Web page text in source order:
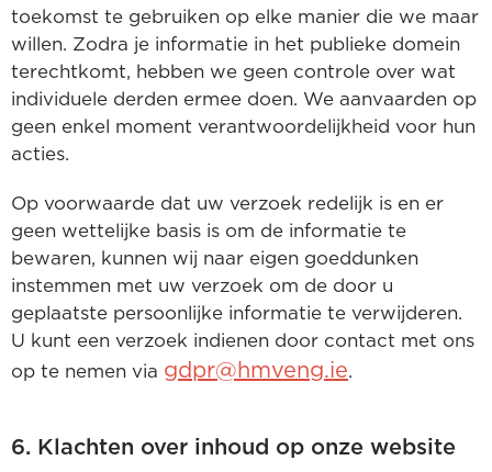
toekomst te gebruiken op elke manier die we maar
willen. Zodra je informatie in het publieke domein
terechtkomt, hebben we geen controle over wat
individuele derden ermee doen. We aanvaarden op
geen enkel moment verantwoordelijkheid voor hun
acties.
Op voorwaarde dat uw verzoek redelijk is en er
geen wettelijke basis is om de informatie te
bewaren, kunnen wij naar eigen goeddunken
instemmen met uw verzoek om de door u
geplaatste persoonlijke informatie te verwijderen.
U kunt een verzoek indienen door contact met ons
op te nemen via gdpr@hmveng.ie.
6. Klachten over inhoud op onze website